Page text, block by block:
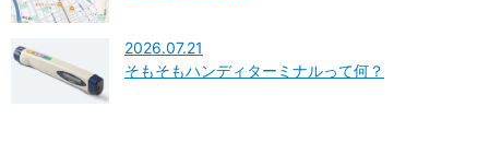
2026.07.21
そもそもハンディターミナルって何？